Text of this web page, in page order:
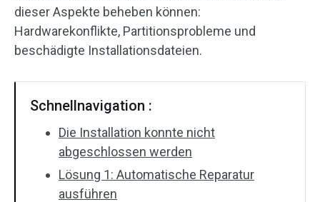
dieser Aspekte beheben können:
Hardwarekonflikte, Partitionsprobleme und
beschädigte Installationsdateien.
Schnellnavigation :
Die Installation konnte nicht
abgeschlossen werden
Lösung 1: Automatische Reparatur
ausführen